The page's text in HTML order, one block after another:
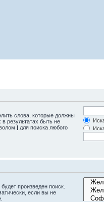
слова, которые должны
в результатах быть не
| для поиска любого
произведен поиск.
если вы не